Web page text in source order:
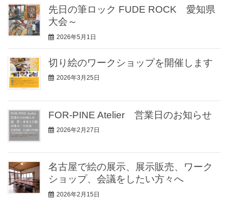
先日の筆ロック FUDE ROCK 愛知県
大会～
2026年5月1日
切り絵のワークショップを開催します
2026年3月25日
FOR-PINE Atelier 営業日のお知らせ
2026年2月27日
名古屋で絵の展示、展示販売、ワーク
ショップ、会議をしたい方々へ
2026年2月15日